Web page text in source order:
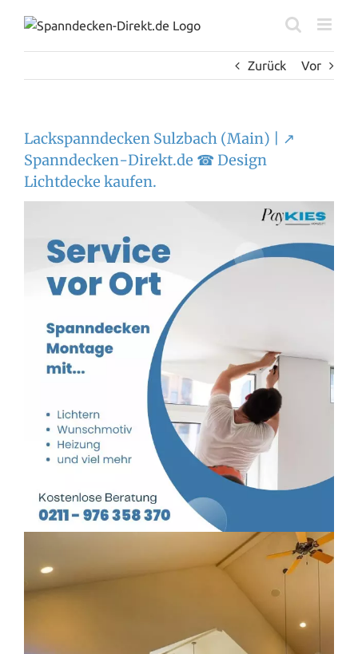
Inhalt
Zurück
Vor
Lackspanndecken Sulzbach (Main) | ↗️
Spanndecken-Direkt.de ☎ Design
Lichtdecke kaufen.